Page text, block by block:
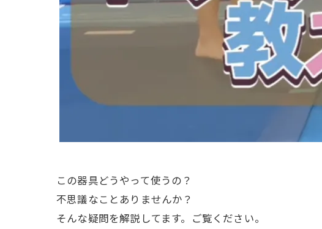
この器具どうやって使うの？
不思議なことありませんか？
そんな疑問を解説してます。ご覧ください。